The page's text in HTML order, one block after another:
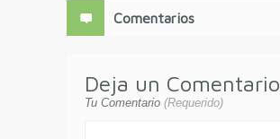
Comentarios
Deja un Comentario
Tu Comentario (Requerido)